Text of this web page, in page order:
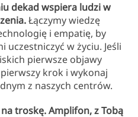
dekad wspiera ludzi w
Łączymy wiedzę
i empatię, by
uczestniczyć w życiu. Jeśli
pierwsze objawy
krok i wykonaj
z naszych centrów.
na troskę. Amplifon, z Tobą